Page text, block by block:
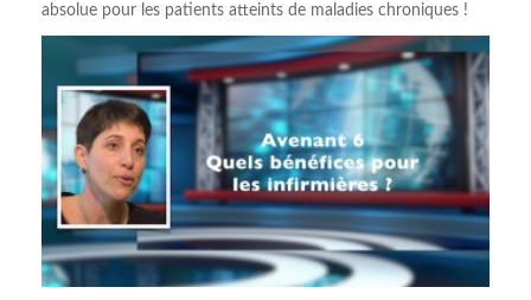
absolue pour les patients atteints de maladies chroniques !